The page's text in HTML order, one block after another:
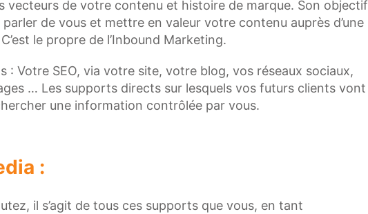
vecteurs de votre contenu et histoire de marque. Son objectif
de vous et mettre en valeur votre contenu auprès d’une
le propre de l’Inbound Marketing.
: Votre SEO, via votre site, votre blog, vos réseaux sociaux,
… Les supports directs sur lesquels vos futurs clients vont
une information contrôlée par vous.
:
il s’agit de tous ces supports que vous, en tant